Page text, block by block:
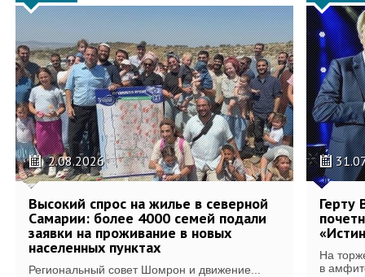
2.08.2026
Высокий спрос на жилье в северной
Самарии: более 4000 семей подали
заявки на проживание в новых
населенных пунктах
Региональный совет Шомрон и движение...
Герту
На
в